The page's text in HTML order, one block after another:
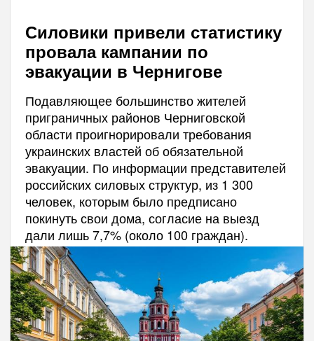
Силовики привели статистику
провала кампании по
эвакуации в Чернигове
Подавляющее большинство жителей
приграничных районов Черниговской
области проигнорировали требования
украинских властей об обязательной
эвакуации. По информации представителей
российских силовых структур, из 1 300
человек, которым было предписано
покинуть свои дома, согласие на выезд
дали лишь 7,7% (около 100 граждан).